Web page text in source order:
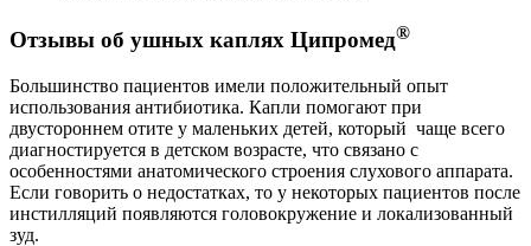
Отзывы об ушных каплях Ципромед®
Большинство пациентов имели положительный опыт
использования антибиотика. Капли помогают при
двустороннем отите у маленьких детей, который чаще всего
диагностируется в детском возрасте, что связано с
особенностями анатомического строения слухового аппарата.
Если говорить о недостатках, то у некоторых пациентов после
инстилляций появляются головокружение и локализованный
зуд.